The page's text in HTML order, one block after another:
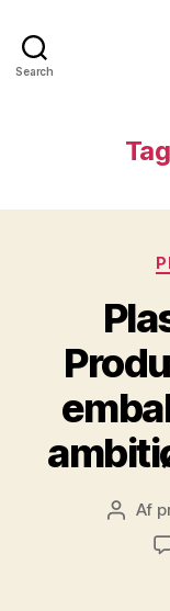
Search
Af